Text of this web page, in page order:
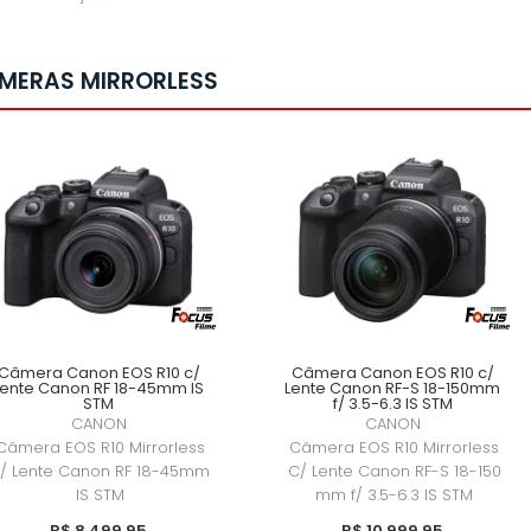
Controle De Foco Black
magic Design
R$ 2.699,95
R$ 2.564,95à vista no
deposito ou em até
deR$ 539,99sem juros
Switcher Blackmagic At
em SDI
R$ 2.999,95
R$ 2.849,95
deposito ou em até
deR$ 599,99sem juros
MIRRORLESS
Canon EOS R10 c/
Canon RF 18-45mm IS
STM
CANON
EOS R10 Mirrorless
Lente Canon RF 18-45mm
IS STM
Câmera Canon EOS R10 c/
Lente Canon RF-S 18-150mm
f/ 3.5-6.3 IS STM
CANON
Câmera EOS R10 Mirrorless
C/ Lente Canon RF-S 18-150
mm f/ 3.5-6.3 IS STM